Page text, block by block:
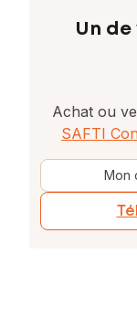
Un
Achat ou
SAFTI
Mon